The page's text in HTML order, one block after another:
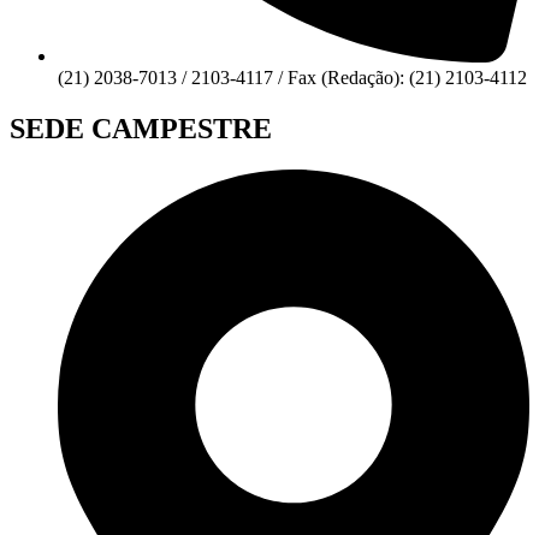
(21) 2038-7013 / 2103-4117 / Fax (Redação): (21) 2103-4112
SEDE CAMPESTRE